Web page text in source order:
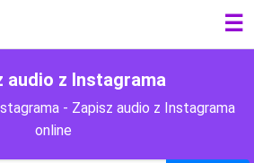
☰
audio z Instagrama
- Zapisz audio z Instagrama
online